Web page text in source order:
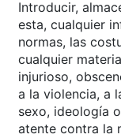
Introducir,
esta, cualquier
normas, las
cualquier
injurioso,
a la violencia, a
sexo, ideología
atente contra la